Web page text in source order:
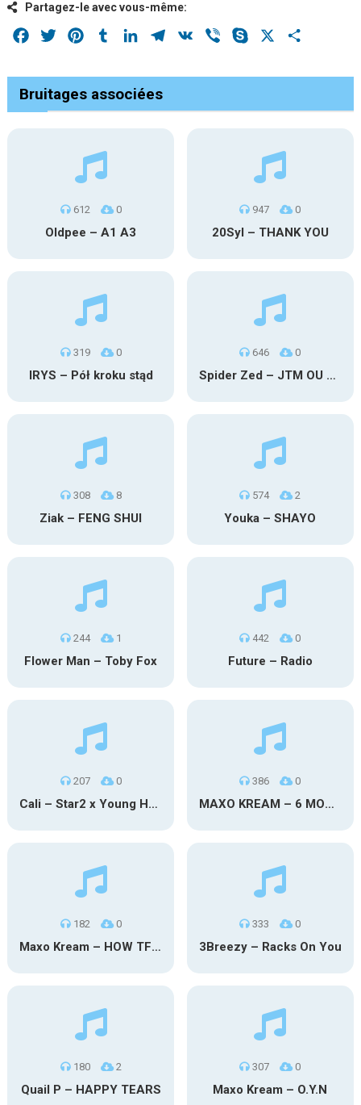
Partagez-le avec vous-même:
Facebook
Twitter PinterestTumblrLinkedInTelegram
VK Viber Skype
Bruitages associées
612 0
Oldpee – A1 A3
947 0
20Syl – THANK YOU
319 0
IRYS – Pół kroku stąd
646 0
Spider Zed – JTM OU TG
308 8
Ziak – FENG SHUI
574 2
Youka – SHAYO
244 1
Flower Man – Toby Fox
442 0
Future – Radio
207 0
Cali – Star2 x Young Henny
386 0
MAXO KREAM – 6 MONTHS CLEAN
182 0
Maxo Kream – HOW TF I’M LUCKY
333 0
3Breezy – Racks On You
180 2
Quail P – HAPPY TEARS
307 0
Maxo Kream – O.Y.N